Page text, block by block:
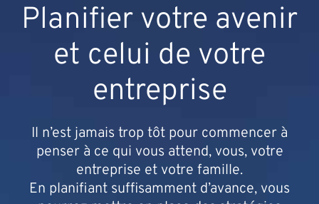
Planifier votre avenir
et celui de votre
entreprise
Il n’est jamais trop tôt pour commencer à
penser à ce qui vous attend, vous, votre
entreprise et votre famille.
En planifiant suffisamment d’avance, vous